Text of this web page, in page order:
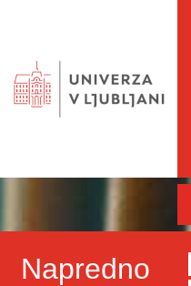
Napredno